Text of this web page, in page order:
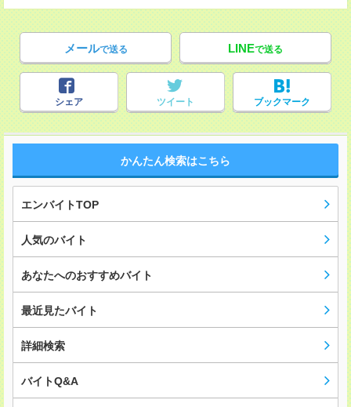
メールで送る LINEで送る
シェア ツイート ブックマーク
かんたん検索はこちら
エンバイトTOP
人気のバイト
あなたへのおすすめバイト
最近見たバイト
詳細検索
バイトQ&A